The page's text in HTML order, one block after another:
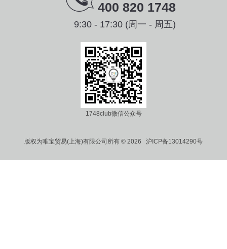
附近展厅
400 820 1748
9:30 - 17:30 (周一 - 周五)
1748club微信公众号
版权为唯宝贸易(上海)有限公司所有 © 2026 沪ICP备13014290号